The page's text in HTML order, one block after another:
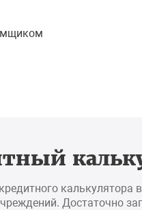
калькулятора
Достаточно